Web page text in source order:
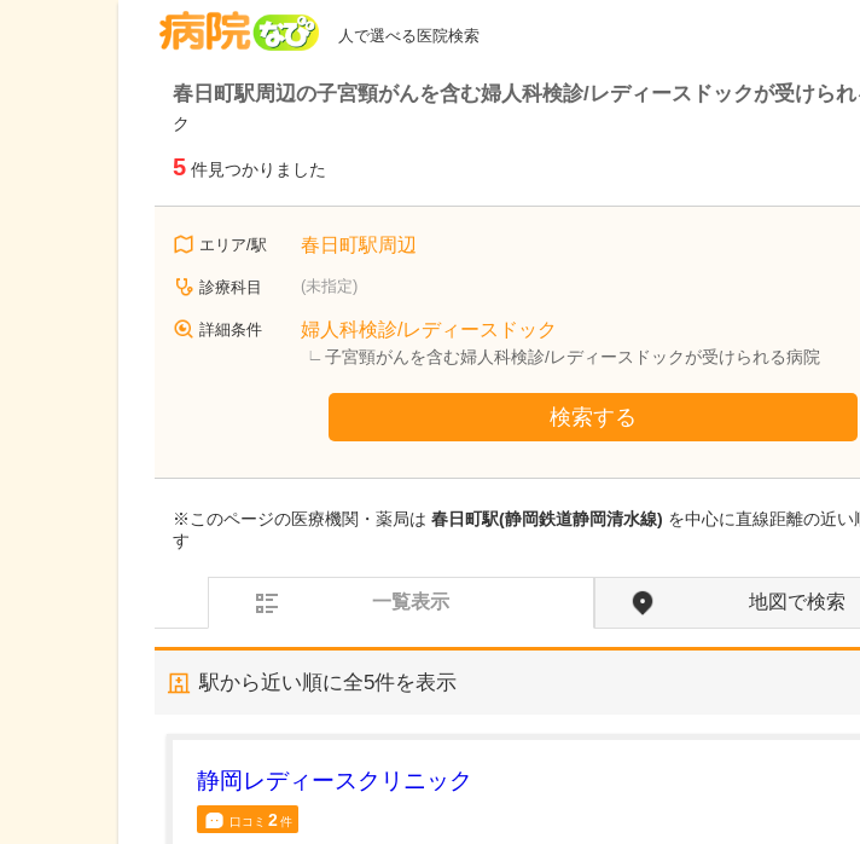
人で選べる医院検索
春日町駅周辺の子宮頸がんを含む婦人科検診/レディースドックが受けられ
ク
5 件見つかりました
エリア/駅 春日町駅周辺
診療科目 (未指定)
詳細条件 婦人科検診/レディースドック
子宮頸がんを含む婦人科検診/レディースドックが受けられる病院
検索する
※このページの医療機関・薬局は 春日町駅(静岡鉄道静岡清水線) を中心に直線距離の近い
す
一覧表示 地図で検索
駅から近い順に全5件を表示
静岡レディースクリニック
口コミ 2件
貴院の特徴を教えて
ー科・循環器内科・糖
病内科を掲げ、日常の幅
広い疾患に対応してい
ことでしょうか。小児